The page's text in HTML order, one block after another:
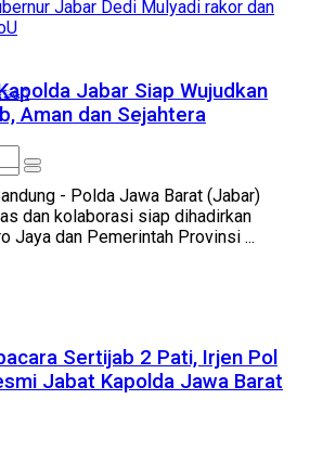
Jabar Siap Wujudkan
Aman dan Sejahtera
- Polda Jawa Barat (Jabar)
dan kolaborasi siap dihadirkan
Jaya dan Pemerintah Provinsi ...
Sertijab 2 Pati, Irjen Pol
Jabat Kapolda Jawa Barat